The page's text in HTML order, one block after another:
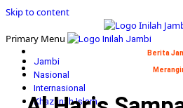
Skip to content
Primary Menu
Jambi
Nasional
Internasional
Khazanah Islam
Berita